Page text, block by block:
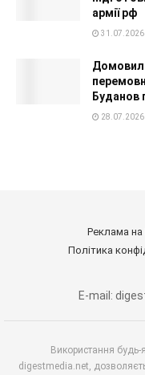
армії рф
31.07.2026
Буданов
28.07.2026
Реклама
Політика
E-mail:
Використання будь-
digestmedia.net,